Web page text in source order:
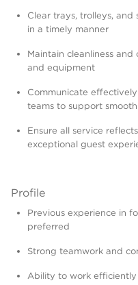
Clear trays, trolleys,
in a timely manner
Maintain cleanliness
and equipment
Communicate
teams to support
Ensure all service
exceptional guest
Profile
Previous experience in
preferred
Strong teamwork and
Ability to work